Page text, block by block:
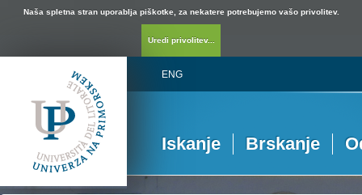
Naša spletna stran uporablja piškotke, za nekatere potrebujemo vašo privolitev.
Uredi privolitev...
ENG
Iskanje Brskanje